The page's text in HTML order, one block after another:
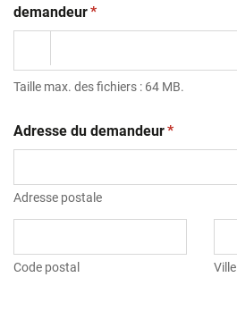
demandeur(obligatoire)
*
Taille max. des fichiers : 64 MB.
Adresse du demandeur(obligatoire)
*
Adresse postale
Code postal Ville